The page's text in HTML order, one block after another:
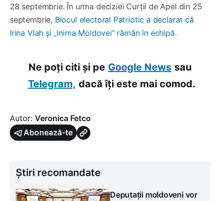
28 septembrie. În urma deciziei Curții de Apel din 25
septembrie, Blocul electoral Patriotic a declarat că
Irina Vlah și „Inima Moldovei” rămân în echipă.
Ne poți citi și pe Google News sau
Telegram, dacă îți este mai comod.
Autor: Veronica Fetco
Abonează-te
Știri recomandate
Deputații moldoveni vor